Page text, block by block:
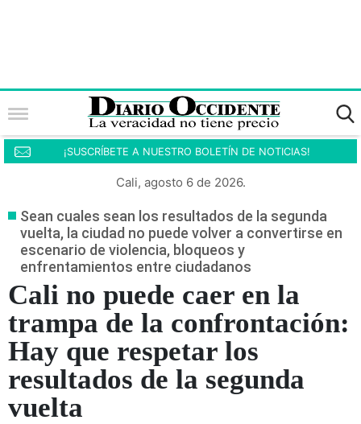
¡SUSCRÍBETE A NUESTRO BOLETÍN DE NOTICIAS!
Cali, agosto 6 de 2026.
Sean cuales sean los resultados de la segunda
vuelta, la ciudad no puede volver a convertirse en
escenario de violencia, bloqueos y
enfrentamientos entre ciudadanos
Cali no puede caer en la
trampa de la confrontación:
Hay que respetar los
resultados de la segunda
vuelta